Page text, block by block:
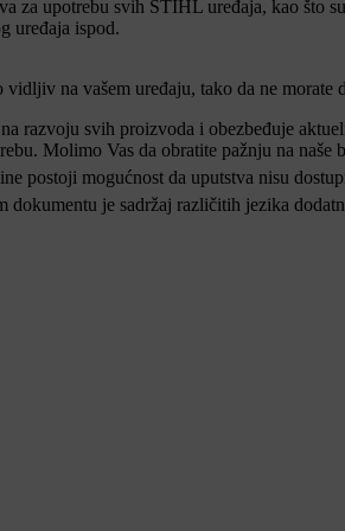
za upotrebu svih STIHL uređaja, kao što
uređaja ispod.
na vašem uređaju, tako da ne morate
razvoju svih proizvoda i obezbeđuje
Molimo Vas da obratite pažnju na naše
postoji mogućnost da uputstva nisu
dokumentu je sadržaj različitih jezika